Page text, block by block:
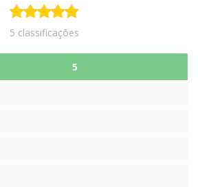
5 classificações
5